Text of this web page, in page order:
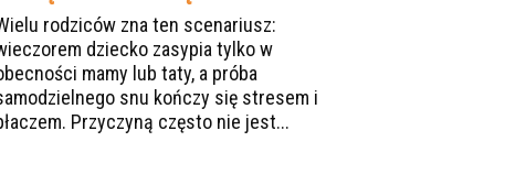
rodziców zna ten scenariusz:
dziecko zasypia tylko w
mamy lub taty, a próba
snu kończy się stresem i
Przyczyną często nie jest...